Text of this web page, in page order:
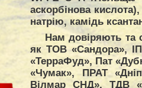
аскорбінова
натрію, камідь
Нам довіряють та
як ТОВ «Сандора»,
«ТерраФуд», Пат
«Чумак», ПРАТ
Вілмар СНД», ТДВ